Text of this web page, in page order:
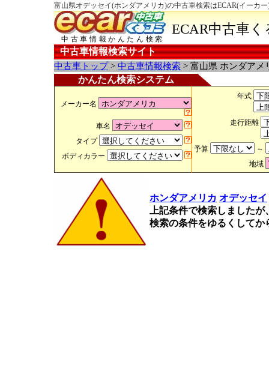
富山県オデッセイ(ホンダアメリカ)の中古車検索はECAR(イーカ
中古車情報かんたん検索
ECAR中古車
中古車情報検索サイト
中古車トップ> 中古車情報検索 > 富山県 ホンダアメ
かんたん検索システム
メーカー名
車名
タイプ
ボディカラー
年式
走行距離
予算
～
地域
ホンダアメリカ オデッセイ
上記条件で検索しました
検索の条件をゆるくして